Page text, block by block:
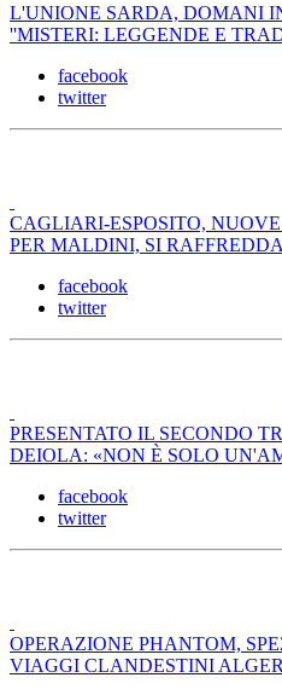
L'UNIONE SARDA, DOMANI
''MISTERI: LEGGENDE E
facebook
twitter
CAGLIARI-ESPOSITO,
PER MALDINI, SI
facebook
twitter
PRESENTATO IL SECONDO
DEIOLA: «NON È SOLO
facebook
twitter
OPERAZIONE PHANTOM,
VIAGGI CLANDESTINI